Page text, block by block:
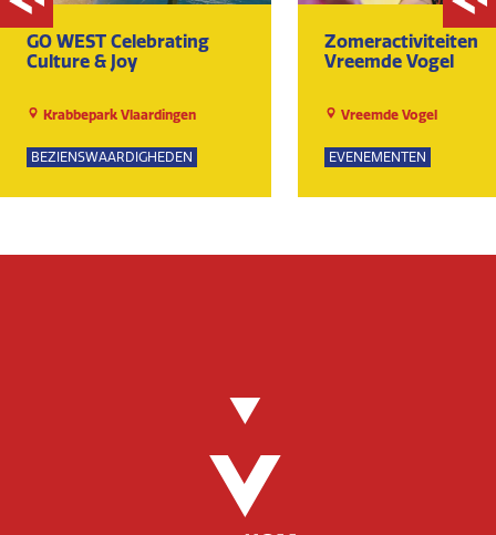
GO WEST Celebrating
Culture & Joy
Krabbepark Vlaardingen
BEZIENSWAARDIGHEDEN
Zomeractiviteiten
Vreemde Vogel
Vreemde Vogel
EVENEMENTEN